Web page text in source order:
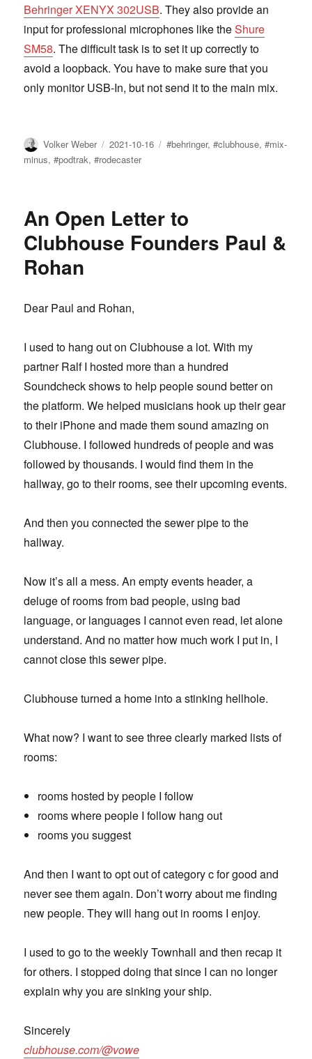
Behringer XENYX 302USB. They also provide an
input for professional microphones like theShure
SM58. The difficult task is to set it up correctly to
avoid a loopback. You have to make sure that you
only monitor USB-In, but not send it to the main mix.
Author
Volker Weber
Posted
on
2021-10-16 Tags
#behringer,#clubhouse,#mix-
minus,#podtrak,#rodecaster
An Open Letter to
Clubhouse Founders Paul &
Rohan
Dear Paul and Rohan,
I used to hang out on Clubhouse a lot. With my
partner Ralf I hosted more than a hundred
Soundcheck shows to help people sound better on
the platform. We helped musicians hook up their gear
to their iPhone and made them sound amazing on
Clubhouse. I followed hundreds of people and was
followed by thousands. I would find them in the
hallway, go to their rooms, see their upcoming events.
And then you connected the sewer pipe to the
hallway.
Now it’s all a mess. An empty events header, a
deluge of rooms from bad people, using bad
language, or languages I cannot even read, let alone
understand. And no matter how much work I put in, I
cannot close this sewer pipe.
Clubhouse turned a home into a stinking hellhole.
What now? I want to see three clearly marked lists of
rooms:
rooms hosted by people I follow
rooms where people I follow hang out
rooms you suggest
And then I want to opt out of category c for good and
never see them again. Don’t worry about me finding
new people. They will hang out in rooms I enjoy.
I used to go to the weekly Townhall and then recap it
for others. I stopped doing that since I can no longer
explain why you are sinking your ship.
Sincerely
clubhouse.com/@vowe